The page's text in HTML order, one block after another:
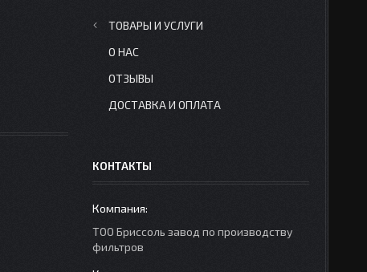
ТОВАРЫ И УСЛУГИ
О НАС
ОТЗЫВЫ
ДОСТАВКА И ОПЛАТА
КОНТАКТЫ
ТОО Бриссоль завод по производству
фильтров